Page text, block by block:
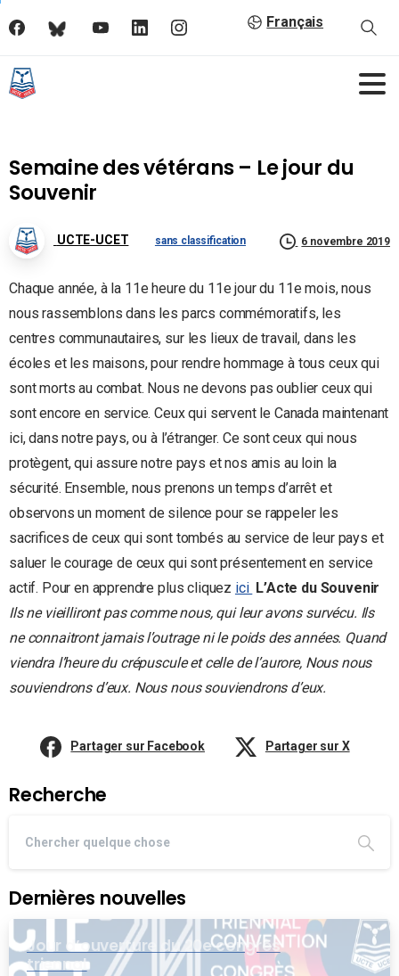
Français
Semaine des vétérans – Le jour du
Souvenir
UCTE-UCET sans classification 6 novembre 2019
Chaque année, à la 11e heure du 11e jour du 11e mois, nous
nous rassemblons dans les parcs commémoratifs, les
centres communautaires, sur les lieux de travail, dans les
écoles et les maisons, pour rendre hommage à tous ceux qui
sont morts au combat. Nous ne devons pas oublier ceux qui
sont encore en service. Ceux qui servent le Canada maintenant
ici, dans notre pays, ou à l’étranger. Ce sont ceux qui nous
protègent, qui assure notre pays et nos amis au loin la
sécurité. Ensemble, nous prenons un temps d’arrêt et
observons un moment de silence pour se rappeler les
sacrifices de ceux qui sont tombés au service de leur pays et
saluer le courage de ceux qui sont présentement en service
actif. Pour en apprendre plus cliquez ici L’Acte du Souvenir
Ils ne vieilliront pas comme nous, qui leur avons survécu. Ils
ne connaitront jamais l’outrage ni le poids des années. Quand
viendra l’heure du crépuscule et celle de l’aurore, Nous nous
souviendrons d’eux. Nous nous souviendrons d’eux.
Partager sur Facebook Partager sur X
Recherche
Dernières nouvelles
Jour d’ouverture du 20e congrès
triennal